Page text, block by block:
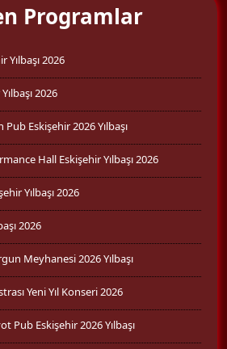
Programlar
Yılbaşı 2026
2026
Eskişehir 2026 Yılbaşı
Hall Eskişehir Yılbaşı 2026
Yılbaşı 2026
2026
Meyhanesi 2026 Yılbaşı
Yeni Yıl Konseri 2026
Pub Eskişehir 2026 Yılbaşı